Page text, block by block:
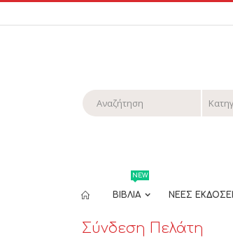
ΒΙΒΛΙΑ
NEW
ΝΕΕΣ
Σύνδεση Πελάτη